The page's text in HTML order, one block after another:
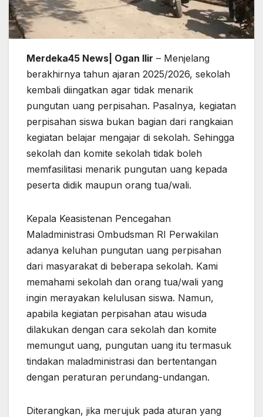
Merdeka45 News| Ogan Ilir – Menjelang
berakhirnya tahun ajaran 2025/2026, sekolah
kembali diingatkan agar tidak menarik
pungutan uang perpisahan. Pasalnya, kegiatan
perpisahan siswa bukan bagian dari rangkaian
kegiatan belajar mengajar di sekolah. Sehingga
sekolah dan komite sekolah tidak boleh
memfasilitasi menarik pungutan uang kepada
peserta didik maupun orang tua/wali.
Kepala Keasistenan Pencegahan
Maladministrasi Ombudsman RI Perwakilan
adanya keluhan pungutan uang perpisahan
dari masyarakat di beberapa sekolah. Kami
memahami sekolah dan orang tua/wali yang
ingin merayakan kelulusan siswa. Namun,
apabila kegiatan perpisahan atau wisuda
dilakukan dengan cara sekolah dan komite
memungut uang, pungutan uang itu termasuk
tindakan maladministrasi dan bertentangan
dengan peraturan perundang-undangan.
Diterangkan, jika merujuk pada aturan yang